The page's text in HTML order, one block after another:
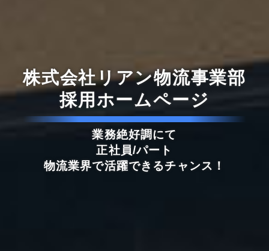
株式会社リアン物流事業部
採用ホームページ
業務絶好調にて
正社員/パート
物流業界で活躍できるチャンス！